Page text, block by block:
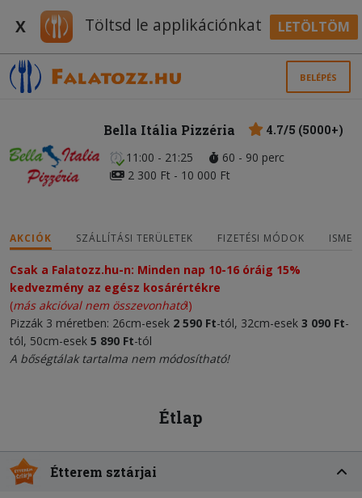
X Töltsd le applikációnkat LETÖLTÖM
BELÉPÉS
Bella Itália Pizzéria
4.7/5 (5000+)
11:00 - 21:25
60 - 90 perc
2 300 Ft - 10 000 Ft
AKCIÓK SZÁLLÍTÁSI TERÜLETEK FIZETÉSI MÓDOK
Csak a Falatozz.hu-n: Minden nap 10-16 óráig 15%
kedvezmény az egész kosárértékre
(más akcióval nem összevonható!)
Pizzák 3 méretben: 26cm-esek 2 590 Ft-tól, 32cm-esek 3 090 Ft-
tól, 50cm-esek 5 890 Ft-tól
A bőségtálak tartalma nem módosítható!
Étlap
Étterem sztárjai